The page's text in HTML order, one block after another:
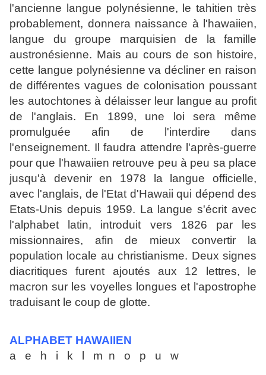
l'ancienne langue polynésienne, le tahitien très
probablement, donnera naissance à l'hawaiien,
langue du groupe marquisien de la famille
austronésienne. Mais au cours de son histoire,
cette langue polynésienne va décliner en raison
de différentes vagues de colonisation poussant
les autochtones à délaisser leur langue au profit
de l'anglais. En 1899, une loi sera même
promulguée afin de l'interdire dans
l'enseignement. Il faudra attendre l'après-guerre
pour que l'hawaiien retrouve peu à peu sa place
jusqu'à devenir en 1978 la langue officielle,
avec l'anglais, de l'Etat d'Hawaii qui dépend des
Etats-Unis depuis 1959. La langue s'écrit avec
l'alphabet latin, introduit vers 1826 par les
missionnaires, afin de mieux convertir la
population locale au christianisme. Deux signes
diacritiques furent ajoutés aux 12 lettres, le
macron sur les voyelles longues et l'apostrophe
traduisant le coup de glotte.
ALPHABET HAWAIIEN
a e h i k l m n o p u w